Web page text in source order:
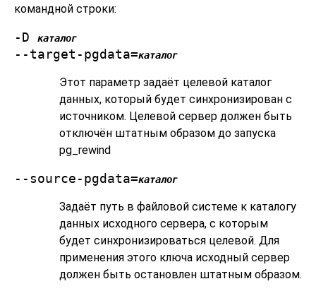
командной строки:
-D каталог
--target-pgdata=каталог
Этот параметр задаёт целевой каталог
данных, который будет синхронизирован с
источником. Целевой сервер должен быть
отключён штатным образом до запуска
pg_rewind
--source-pgdata=каталог
Задаёт путь в файловой системе к каталогу
данных исходного сервера, с которым
будет синхронизироваться целевой. Для
применения этого ключа исходный сервер
должен быть остановлен штатным образом.